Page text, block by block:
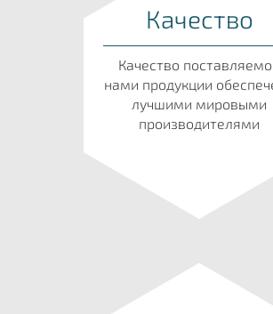
Качество
Качество
нами продукции
лучшими мировыми
производителями